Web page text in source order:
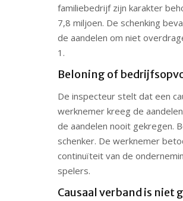
familiebedrijf zijn karakter
7,8 miljoen. De schenking
de aandelen om niet
1.
Beloning of
De inspecteur stelt dat een
werknemer kreeg de
de aandelen nooit gekregen.
schenker. De werknemer
continuïteit van de
spelers.
Causaal verband is niet